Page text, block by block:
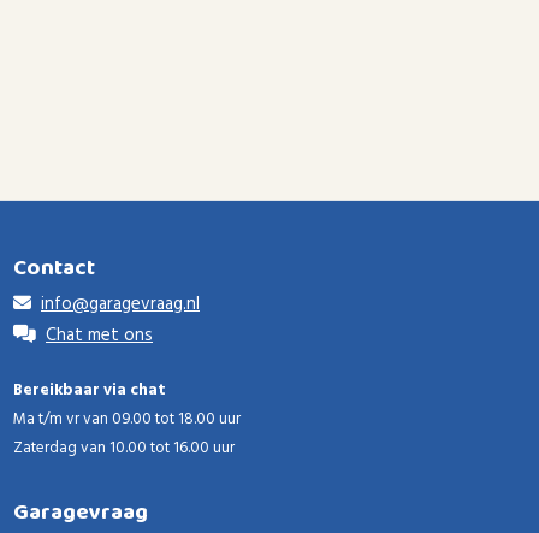
Contact
info@garagevraag.nl
Chat met ons
Bereikbaar via chat
Ma t/m vr van 09.00 tot 18.00 uur
Zaterdag van 10.00 tot 16.00 uur
Garagevraag